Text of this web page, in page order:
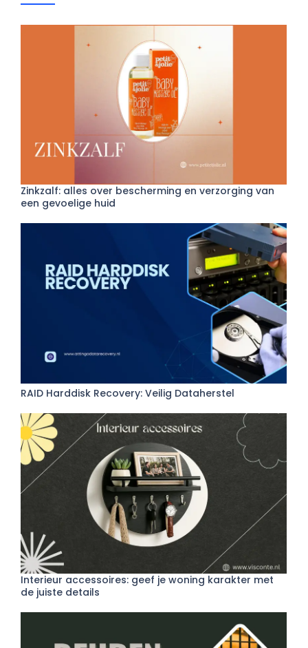
Zinkzalf: alles over bescherming en verzorging van
een gevoelige huid
RAID Harddisk Recovery: Veilig Dataherstel
Interieur accessoires: geef je woning karakter met
de juiste details